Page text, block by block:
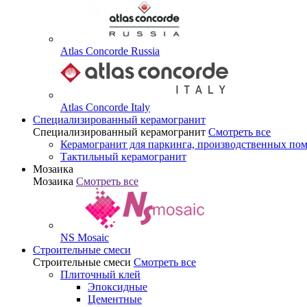
Atlas Concorde Russia
Atlas Concorde Italy
Специализированный керамогранит
Специализированный керамогранит Смотреть все
Керамогранит для паркинга, производственных
Тактильный керамогранит
Мозаика
Мозаика Смотреть все
NS Mosaic
Строительные смеси
Строительные смеси Смотреть все
Плиточный клей
Эпоксидные
Цементные